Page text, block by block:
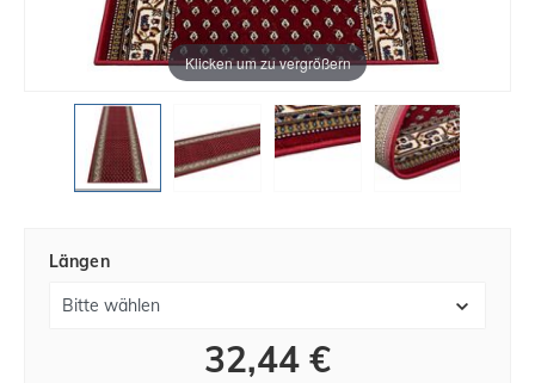
Klicken um zu vergrößern
Längen
32,44 €